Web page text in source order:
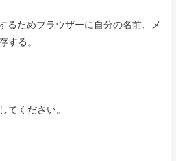
るためブラウザーに自分の名前、メ
する。
てください。